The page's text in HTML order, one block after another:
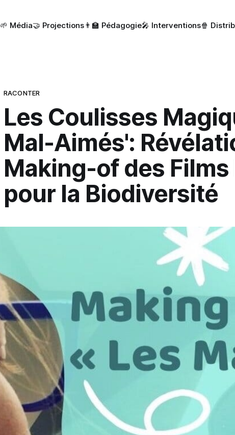
🌱 Média🤝 Projections👨‍🏫 Pédagogie🎤 Interventions🍿
RACONTER
Les Coulisses
Mal-Aimés':
Making-of des Films
pour la Biodiversité